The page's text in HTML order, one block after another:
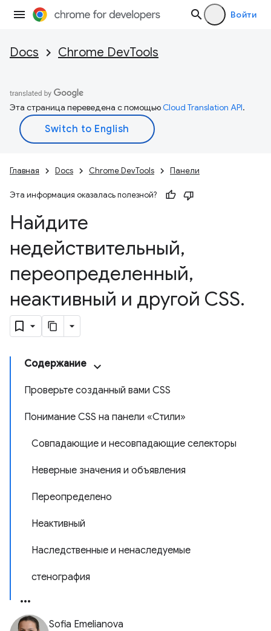
Войти
Docs Chrome DevTools
Эта страница переведена с помощьюCloud Translation API.
Главная Docs Chrome DevTools Панели
Эта информация оказалась полезной?
Найдите
недействительный,
переопределенный,
неактивный и другой CSS.
Содержание
Проверьте созданный вами CSS
Понимание CSS на панели «Стили»
Совпадающие и несовпадающие селекторы
Неверные значения и объявления
Переопределено
Неактивный
Наследственные и ненаследуемые
стенография
Sofia Emelianova